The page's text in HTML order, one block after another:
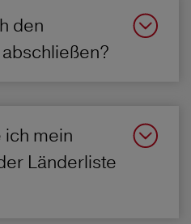
den
ich mein
Länderliste